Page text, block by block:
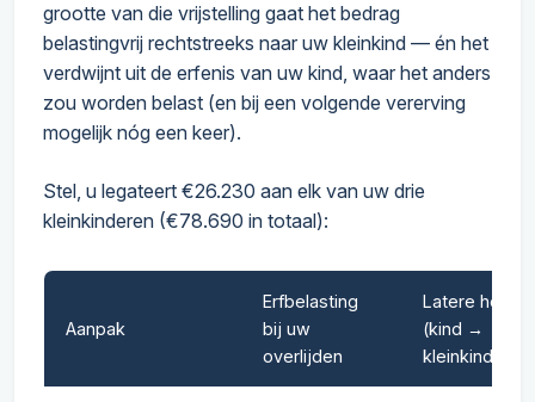
grootte van die vrijstelling gaat het bedrag
belastingvrij rechtstreeks naar uw kleinkind — én het
verdwijnt uit de erfenis van uw kind, waar het anders
zou worden belast (en bij een volgende vererving
mogelijk nóg een keer).
Stel, u legateert €26.230 aan elk van uw drie
kleinkinderen (€78.690 in totaal):
Aanpak
Erfbelasting
bij uw
overlijden
Latere heffing
(kind →
kleinkind)